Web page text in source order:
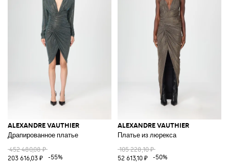
ALEXANDRE VAUTHIER
Драпированное платье
452 480,08 ₽
203 616,03 ₽
-55%
ALEXANDRE VAUTHIER
Платье из люрекса
105 228,10 ₽
52 613,10 ₽
-50%